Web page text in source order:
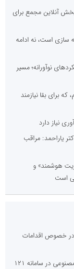
بوته رأی؛ پخش آنلاین مجمع برای
سازی است، نه ادامه
نوآورانه؛ مسیر
برای بقا نیازمند
نیاز دارد
یاراحمد: مراقب
هوشمند» و
است
خصوص اقدامات
رونمایی از پاسخگویی هوشمند مبتنی بر هوش مصنوعی در سامانه ۱۲۱